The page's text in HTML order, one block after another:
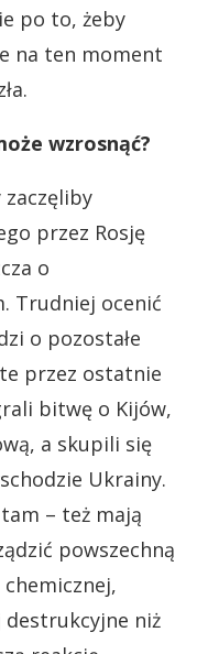
po to, żeby
na ten moment
wzrosnąć?
przez Rosję
o
Trudniej ocenić
o pozostałe
przez ostatnie
bitwę o Kijów,
a skupili się
Ukrainy.
– też mają
powszechną
destrukcyjne niż